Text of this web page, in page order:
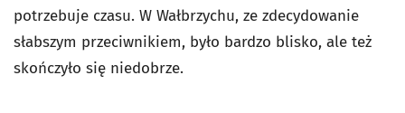
potrzebuje czasu. W Wałbrzychu, ze zdecydowanie
słabszym przeciwnikiem, było bardzo blisko, ale też
skończyło się niedobrze.